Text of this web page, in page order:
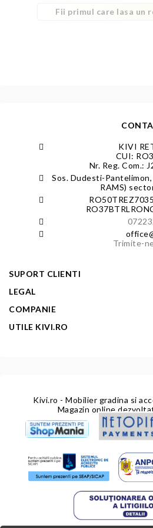
Fii primul care lasa un
KIVI
CUI:
Nr. Reg. Com.:
Sos. Dudesti-
RAMS)
Trimite-
SUPORT CLIENTI
LEGAL
COMPANIE
UTILE KIVI.RO
Kivi.ro - Mobilier gradina si
Magazin online